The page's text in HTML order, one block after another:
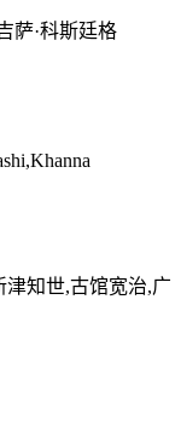
萨·科斯廷格
知世,古馆宽治,广